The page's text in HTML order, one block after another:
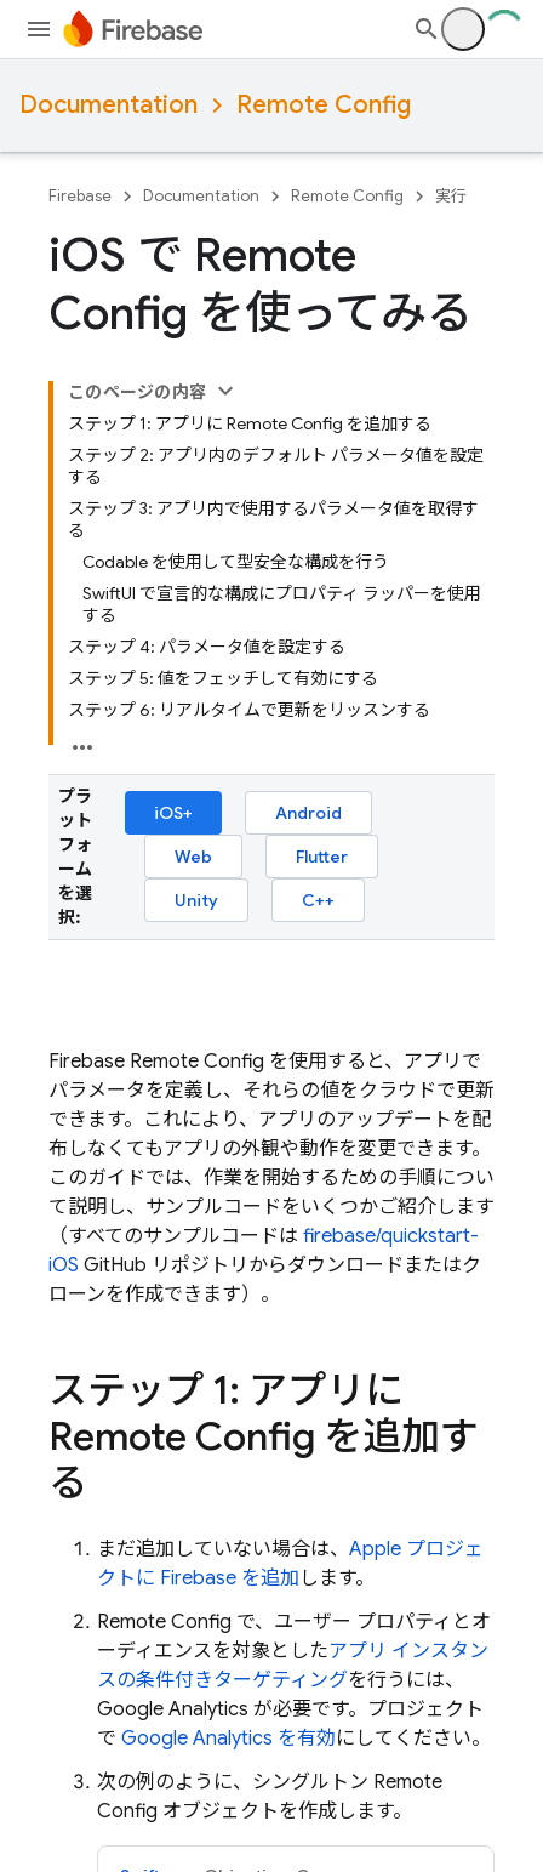
Documentation Remote Config
Firebase Documentation Remote Config 実行
iOS で Remote
Config を使ってみる
このページの内容
ステップ 1: アプリに Remote Config を追加する
ステップ 2: アプリ内のデフォルト パラメータ値を設定
する
ステップ 3: アプリ内で使用するパラメータ値を取得す
る
Codable を使用して型安全な構成を行う
SwiftUI で宣言的な構成にプロパティ ラッパーを使用
する
ステップ 4: パラメータ値を設定する
ステップ 5: 値をフェッチして有効にする
ステップ 6: リアルタイムで更新をリッスンする
プラ
ット
フォ
ーム
を選
択:
iOS+
Android
Web
Flutter
Unity
C++
Firebase Remote Config を使用すると、アプリで
パラメータを定義し、それらの値をクラウドで更新
できます。これにより、アプリのアップデートを配
布しなくてもアプリの外観や動作を変更できます。
このガイドでは、作業を開始するための手順につい
て説明し、サンプルコードをいくつかご紹介します
（すべてのサンプルコードは firebase/quickstart-
iOS GitHub リポジトリからダウンロードまたはク
ローンを作成できます）。
ステップ 1: アプリに
Remote Config を追加す
る
まだ追加していない場合は、 Apple プロジェ
クトに Firebase を追加 します。
Remote Config で、ユーザー プロパティとオ
ーディエンスを対象としたアプリ インスタン
スの条件付きターゲティングを行うには、
Google Analytics が必要です。プロジェクト
で Google Analytics を有効にしてください。
次の例のように、シングルトン Remote
Config オブジェクトを作成します。